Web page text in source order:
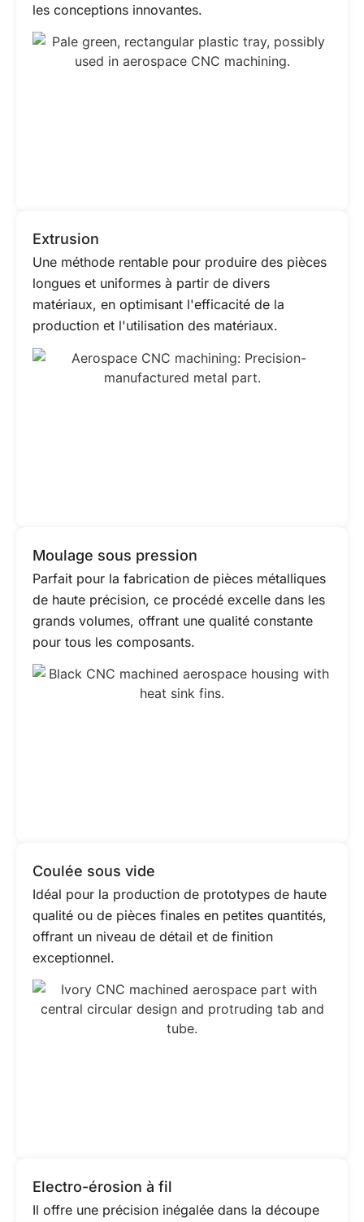
les conceptions innovantes.
Extrusion
Une méthode rentable pour produire des pièces
longues et uniformes à partir de divers
matériaux, en optimisant l'efficacité de la
production et l'utilisation des matériaux.
Moulage sous pression
Parfait pour la fabrication de pièces métalliques
de haute précision, ce procédé excelle dans les
grands volumes, offrant une qualité constante
pour tous les composants.
Coulée sous vide
Idéal pour la production de prototypes de haute
qualité ou de pièces finales en petites quantités,
offrant un niveau de détail et de finition
exceptionnel.
Electro-érosion à fil
Il offre une précision inégalée dans la découpe